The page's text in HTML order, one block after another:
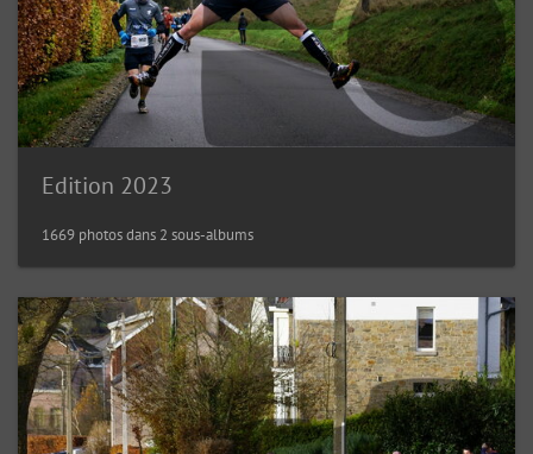
Edition 2023
1669 photos dans 2 sous-albums